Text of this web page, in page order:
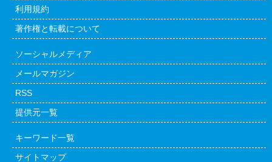
利用規約
著作権と転載について
ソーシャルメディア
メールマガジン
RSS
提供元一覧
キーワード一覧
サイトマップ